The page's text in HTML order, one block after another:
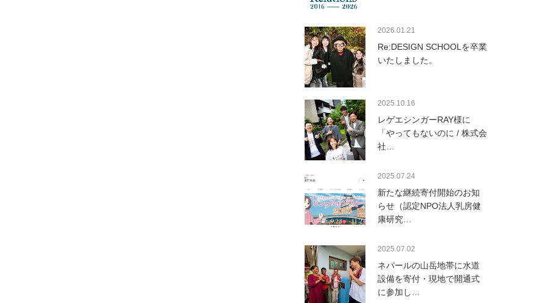
2026.01.21
Re:DESIGN SCHOOLを卒業
いたしました。
2025.10.16
レゲエシンガーRAY様に
「やってもないのに / 株式会
社…
2025.07.24
新たな継続寄付開始のお知
らせ（認定NPO法人乳房健
康研究…
2025.07.02
ネパールの山岳地帯に水道
設備を寄付・現地で開通式
に参加し…